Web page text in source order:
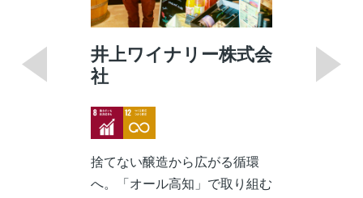
井上ワイナリー株式会
社
ImageImage
捨てない醸造から広がる循環
へ。「オール高知」で取り組む